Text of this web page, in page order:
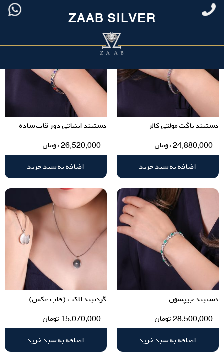
ZAAB SILVER
دستبند باگت مولتی کالر
24,880,000تومان
اضافه به سبد خرید
دستبند ابنباتی دور قاب ساده
26,520,000تومان
اضافه به سبد خرید
دستبند جیپسون
28,500,000تومان
اضافه به سبد خرید
گردنبند لاکت (قاب عکس)
15,070,000 تومان
اضافه به سبد خرید